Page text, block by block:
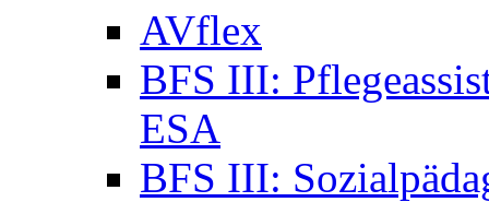
AVflex
BFS III:
ESA
BFS III: